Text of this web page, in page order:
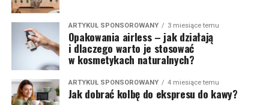
ARTYKUŁ SPONSOROWANY 3 miesiące temu
Opakowania airless – jak działają
i dlaczego warto je stosować
w kosmetykach naturalnych?
ARTYKUŁ SPONSOROWANY 4 miesiące temu
Jak dobrać kolbę do ekspresu do kawy?